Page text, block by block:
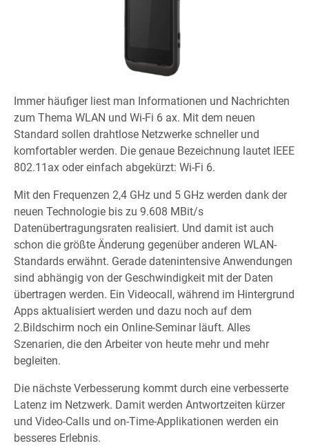
Immer häufiger liest man Informationen und Nachrichten
zum Thema WLAN und Wi-Fi 6 ax. Mit dem neuen
Standard sollen drahtlose Netzwerke schneller und
komfortabler werden. Die genaue Bezeichnung lautet IEEE
802.11ax oder einfach abgekürzt: Wi-Fi 6.
Mit den Frequenzen 2,4 GHz und 5 GHz werden dank der
neuen Technologie bis zu 9.608 MBit/s
Datenübertragungsraten realisiert. Und damit ist auch
schon die größte Änderung gegenüber anderen WLAN-
Standards erwähnt. Gerade datenintensive Anwendungen
sind abhängig von der Geschwindigkeit mit der Daten
übertragen werden. Ein Videocall, während im Hintergrund
Apps aktualisiert werden und dazu noch auf dem
2.Bildschirm noch ein Online-Seminar läuft. Alles
Szenarien, die den Arbeiter von heute mehr und mehr
begleiten.
Die nächste Verbesserung kommt durch eine verbesserte
Latenz im Netzwerk. Damit werden Antwortzeiten kürzer
und Video-Calls und on-Time-Applikationen werden ein
besseres Erlebnis.